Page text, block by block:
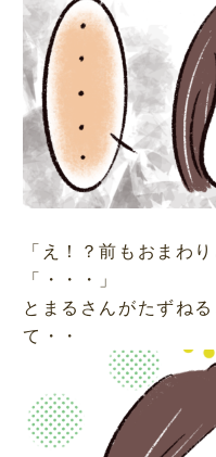
「え！？前もおまわ
「・・・」
とまるさんがたずね
て・・